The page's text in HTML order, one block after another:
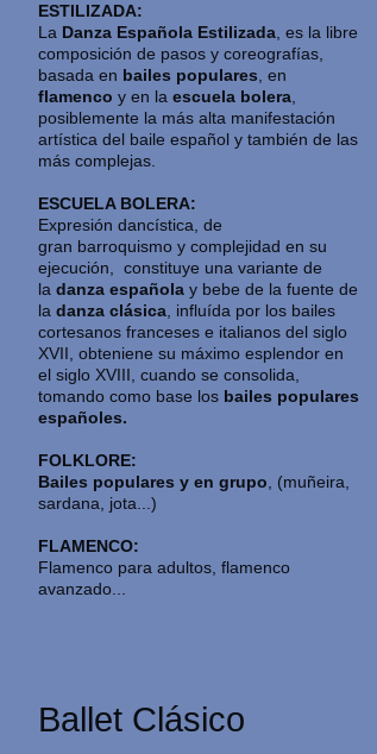
ESTILIZADA:
La Danza Española Estilizada, es la libre
composición de pasos y coreografías,
basada en bailes populares, en
flamenco y en laescuela bolera,
posiblemente la más alta manifestación
artística del baile español y también de las
más complejas.
ESCUELA BOLERA:
Expresión dancística, de
gran barroquismo y complejidad en su
ejecución, constituye una variante de
ladanza española y bebe de la fuente de
la danza clásica, influída por los bailes
cortesanos franceses e italianos del siglo
XVII, obteniene su máximo esplendor en
el siglo XVIII, cuando se consolida,
tomando como base los bailes populares
españoles.
FOLKLORE:
Bailes populares y en grupo, (muñeira,
sardana, jota...)
FLAMENCO:
Flamenco para adultos, flamenco
avanzado...
Ballet Clásico